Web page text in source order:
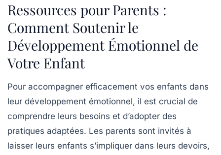
Ressources pour Parents :
Comment Soutenir le
Développement Émotionnel de
Votre Enfant
Pour accompagner efficacement vos enfants dans
leur développement émotionnel, il est crucial de
comprendre leurs besoins et d’adopter des
pratiques adaptées. Les parents sont invités à
laisser leurs enfants s’impliquer dans leurs devoirs,